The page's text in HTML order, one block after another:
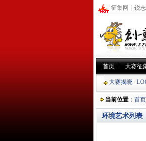
征集网 ┊ 锐
首页 大赛征
大赛揭晓 /
当前位置 ： 首页
环境艺术列表